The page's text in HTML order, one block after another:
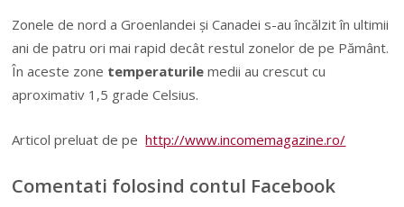
Zonele de nord a Groenlandei şi Canadei s-au încălzit în ultimii
ani de patru ori mai rapid decât restul zonelor de pe Pământ.
În aceste zone temperaturilemedii au crescut cu
aproximativ 1,5 grade Celsius.
Articol preluat de pehttp://www.incomemagazine.ro/
Comentati folosind contul Facebook